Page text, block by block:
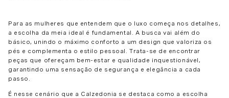
Para as mulheres que entendem que o luxo começa nos detalhes,
a escolha da meia ideal é fundamental. A busca vai além do
básico, unindo o máximo conforto a um design que valoriza os
pés e complementa o estilo pessoal. Trata-se de encontrar
peças que ofereçam bem-estar e qualidade inquestionável,
garantindo uma sensação de segurança e elegância a cada
passo.
É nesse cenário que a Calzedonia se destaca como a escolha